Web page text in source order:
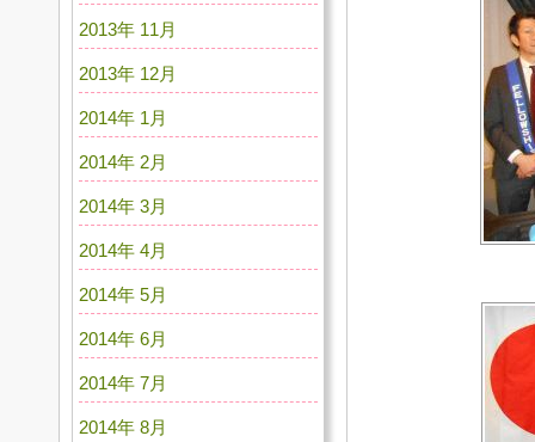
2013年 11月
2013年 12月
2014年 1月
2014年 2月
2014年 3月
2014年 4月
2014年 5月
2014年 6月
2014年 7月
2014年 8月